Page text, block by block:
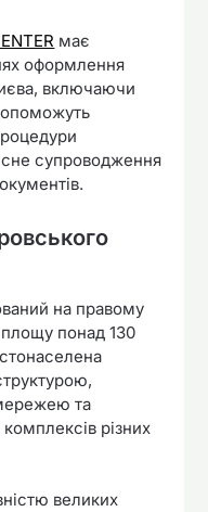
має
оформлення
включаючи
супроводження
на правому
площу понад 130
та
різних
великих